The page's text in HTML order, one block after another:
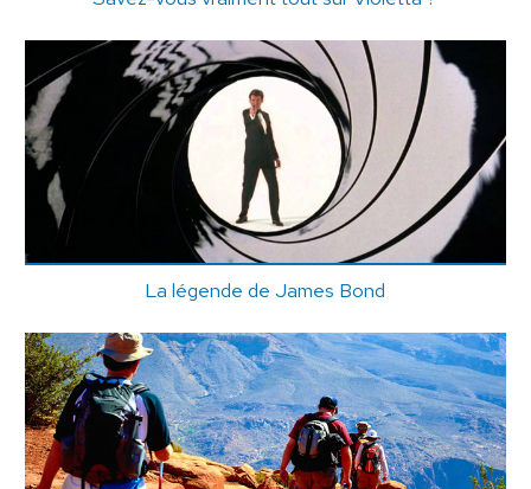
La légende de James Bond